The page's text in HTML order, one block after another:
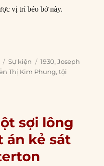
vị trí béo bở này.
phán Crater trở thành
Categories
Sự kiện Tags
1930,Joseph
Thị Kim Phụng,tội
sợi lông
án kẻ sát